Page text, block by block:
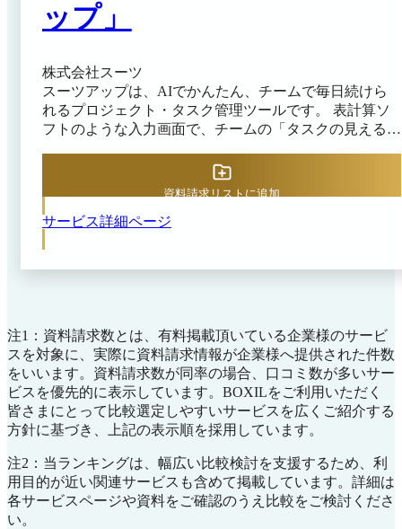
ップ」
株式会社スーツ
スーツアップは、AIでかんたん、チームで毎日続けら
れるプロジェクト・タスク管理ツールです。 表計算ソ
フトのような入力画面で、チームの「タスクの見える
プロジェクト管理をしたいけれど、 「ツールを使いこ
なせない」、「続かない」 このような課題を、スーツ
入力項目、そして多彩なサポート機能で解決します。
運用が難しいのが現状です。 スーツアップは、そうし
た現場の課題を「かんたん」「続けられる」ように解決
します。 【このような課題はありませんか？】 ■タス
クの抜け漏れ・期限遅れが発生し、大トラブルに！ ■タ
スク管理が面倒で続かない！ ■他メンバーの進捗が見え
ず状況把握ができない！ ■難しいツールは導入できな
定できず、進捗確認ばかりで時間が取られる！ そんな
お悩みも「スーツアップ」がすべて解決します！ 【ス
ーツアップの特長】 ■新機能「AI生成タスク」で最適な
サービス詳細ページ
資料請求リストに追加
注1：資料請求数とは、有料掲載頂いている企業様のサービ
スを対象に、実際に資料請求情報が企業様へ提供された件数
をいいます。資料請求数が同率の場合、口コミ数が多いサー
ビスを優先的に表示しています。BOXILをご利用いただく
皆さまにとって比較選定しやすいサービスを広くご紹介する
方針に基づき、上記の表示順を採用しています。
注2：当ランキングは、幅広い比較検討を支援するため、利
用目的が近い関連サービスも含めて掲載しています。詳細は
各サービスページや資料をご確認のうえ比較をご検討くださ
い。